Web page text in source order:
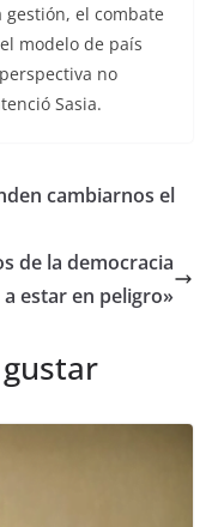
el combate
modelo de país
no
Sasia.
cambiarnos el
de la democracia
estar en peligro»